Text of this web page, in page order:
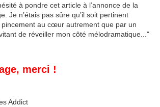
à pondre cet article à l’annonce de la
Je n’étais pas sûre qu’il soit pertinent
pincement au cœur autrement que par un
de réveiller mon côté mélodramatique..."
merci !
Addict